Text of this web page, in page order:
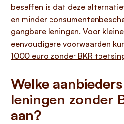
beseffen is dat deze
en minder
gangbare leningen. Voor
eenvoudigere voorwaarden
1000 euro zonder BKR
Welke
leningen zonder
aan?